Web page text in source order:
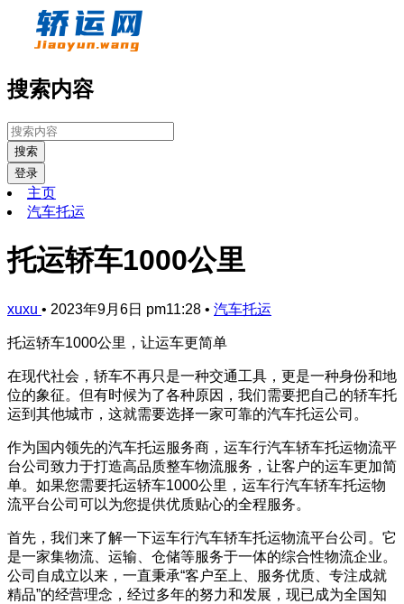
搜索内容
搜索
登录
主页
汽车托运
托运轿车1000公里
xuxu • 2023年9月6日 pm11:28 • 汽车托运
托运轿车1000公里，让运车更简单
在现代社会，轿车不再只是一种交通工具，更是一种身份和地
位的象征。但有时候为了各种原因，我们需要把自己的轿车托
运到其他城市，这就需要选择一家可靠的汽车托运公司。
作为国内领先的汽车托运服务商，运车行汽车轿车托运物流平
台公司致力于打造高品质整车物流服务，让客户的运车更加简
单。如果您需要托运轿车1000公里，运车行汽车轿车托运物
流平台公司可以为您提供优质贴心的全程服务。
首先，我们来了解一下运车行汽车轿车托运物流平台公司。它
是一家集物流、运输、仓储等服务于一体的综合性物流企业。
公司自成立以来，一直秉承“客户至上、服务优质、专注成就
精品”的经营理念，经过多年的努力和发展，现已成为全国知